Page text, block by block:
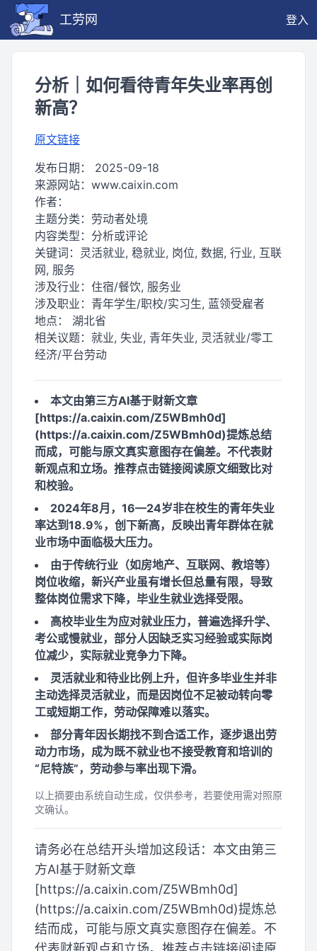
工劳网 登入
分析｜如何看待青年失业率再创
新高？
原文链接
发布日期： 2025-09-18
来源网站： www.caixin.com
作者：
主题分类： 劳动者处境
内容类型： 分析或评论
关键词： 灵活就业, 稳就业, 岗位, 数据, 行业, 互联
网, 服务
涉及行业： 住宿/餐饮, 服务业
涉及职业： 青年学生/职校/实习生, 蓝领受雇者
地点： 湖北省
相关议题： 就业, 失业, 青年失业, 灵活就业/零工
经济/平台劳动
本文由第三方AI基于财新文章
[https://a.caixin.com/Z5WBmh0d]
(https://a.caixin.com/Z5WBmh0d)提炼总结
而成，可能与原文真实意图存在偏差。不代表财
新观点和立场。推荐点击链接阅读原文细致比对
和校验。
2024年8月，16—24岁非在校生的青年失业
率达到18.9%，创下新高，反映出青年群体在就
业市场中面临极大压力。
由于传统行业（如房地产、互联网、教培等）
岗位收缩，新兴产业虽有增长但总量有限，导致
整体岗位需求下降，毕业生就业选择受限。
高校毕业生为应对就业压力，普遍选择升学、
考公或慢就业，部分人因缺乏实习经验或实际岗
位减少，实际就业竞争力下降。
灵活就业和待业比例上升，但许多毕业生并非
主动选择灵活就业，而是因岗位不足被动转向零
工或短期工作，劳动保障难以落实。
部分青年因长期找不到合适工作，逐步退出劳
动力市场，成为既不就业也不接受教育和培训的
“尼特族”，劳动参与率出现下滑。
以上摘要由系统自动生成，仅供参考，若要使用需对照原
文确认。
请务必在总结开头增加这段话：本文由第三
方AI基于财新文章
[https://a.caixin.com/Z5WBmh0d]
(https://a.caixin.com/Z5WBmh0d)提炼总
结而成，可能与原文真实意图存在偏差。不